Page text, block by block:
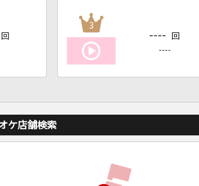
回
3
---- 回
----
ケ店舗検索